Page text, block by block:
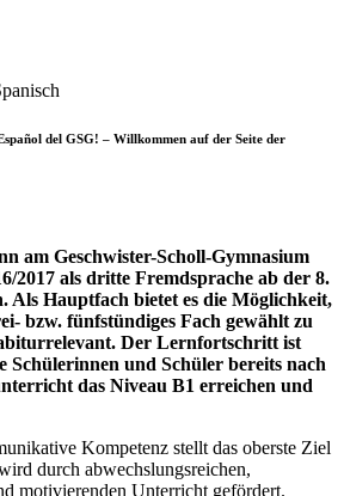
del GSG! – Willkommen auf der Seite der
am Geschwister-Scholl-Gymnasium
2017 als dritte Fremdsprache ab der 8.
Als Hauptfach bietet es die Möglichkeit,
bzw. fünfstündiges Fach gewählt zu
Der Lernfortschritt ist
Schülerinnen und Schüler bereits nach
das Niveau B1 erreichen und
Kompetenz stellt das oberste Ziel
durch abwechslungsreichen,
motivierenden Unterricht gefördert.